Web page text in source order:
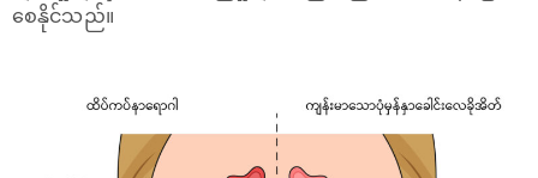
စေနိုင်သည်။